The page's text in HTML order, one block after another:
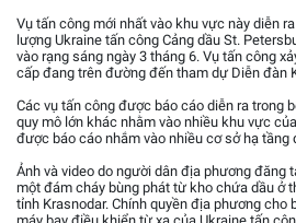
Vụ tấn công mới nhất vào khu vực này diễn
lượng Ukraine tấn công Cảng dầu St.
vào rạng sáng ngày 3 tháng 6. Vụ tấn công
cấp đang trên đường đến tham dự Diễn đàn
Các vụ tấn công được báo cáo diễn ra trong
quy mô lớn khác nhằm vào nhiều khu vực
được báo cáo nhắm vào nhiều cơ sở hạ tầng
Ảnh và video do người dân địa phương đăng
một đám cháy bùng phát từ kho chứa dầu ở
tỉnh Krasnodar. Chính quyền địa phương cho